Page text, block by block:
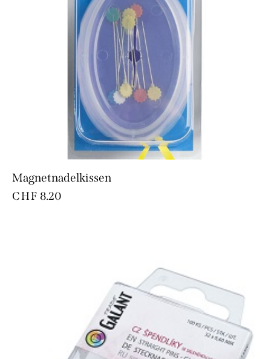
Magnetnadelkissen
CHF 8.20